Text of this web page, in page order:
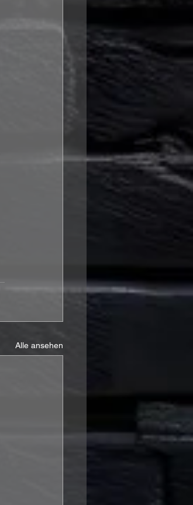
Alle ansehen